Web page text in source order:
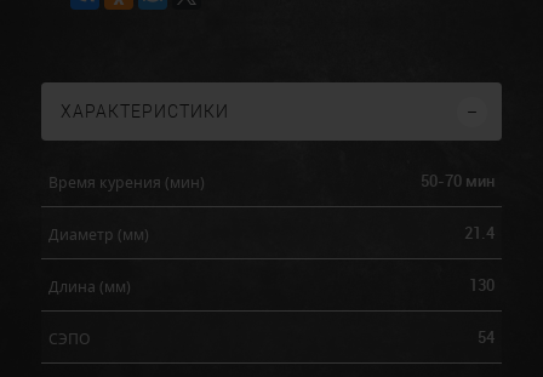
ХАРАКТЕРИСТИКИ
Время курения (мин) 50-70 мин
Диаметр (мм) 21.4
Длина (мм) 130
СЭПО 54